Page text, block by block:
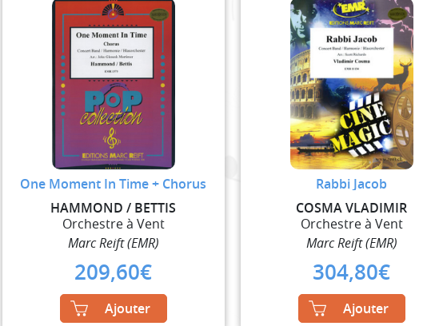
One Moment In Time + Chorus
HAMMOND / BETTIS
Orchestre à Vent
Marc Reift (EMR)
209,60€
Ajouter
Rabbi Jacob
COSMA VLADIMIR
Orchestre à Vent
Marc Reift (EMR)
304,80€
Ajouter